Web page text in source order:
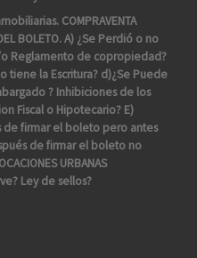
COMPRAVENTA
BOLETO. A) ¿Se Perdió o no
Reglamento de copropiedad?
tiene la Escritura? d)¿Se Puede
? Inhibiciones de los
Fiscal o Hipotecario? E)
firmar el boleto pero antes
de firmar el boleto no
URBANAS
Ley de sellos?